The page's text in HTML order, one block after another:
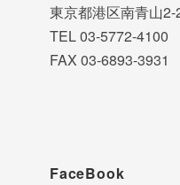
東京都港区南青山
TEL 03-5772-4100
FAX 03-6893-3931
FaceBook